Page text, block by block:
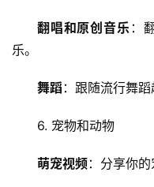
务
翻唱和原创音乐 ：
乐。
舞蹈 ：跟随流行舞蹈
6. 宠物和动物
萌宠视频：分享你的